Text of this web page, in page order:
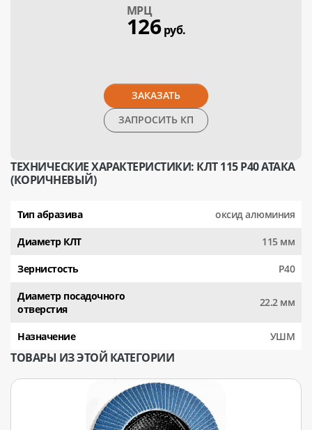
МPЦ
126руб.
ЗАКАЗАТЬ
ЗАПРОСИТЬ КП
ТЕХНИЧЕСКИЕ ХАРАКТЕРИСТИКИ: КЛТ 115 Р40 АТАКА
(КОРИЧНЕВЫЙ)
Тип абразива оксид алюминия
Диаметр КЛТ 115 мм
Зернистость Р40
Диаметр посадочного
отверстия
22.2 мм
Назначение УШМ
ТОВАРЫ ИЗ ЭТОЙ КАТЕГОРИИ